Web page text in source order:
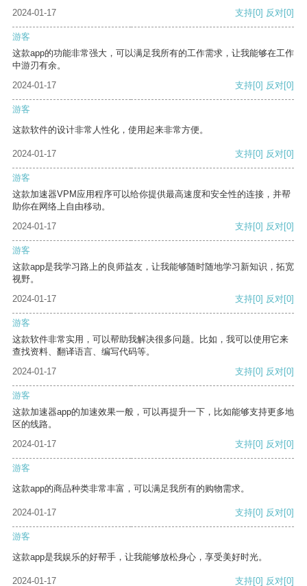
2024-01-17 支持[0] 反对[0]
游客
这款app的功能非常强大，可以满足我所有的工作需求，让我能够在工作
中游刃有余。
2024-01-17
支持[0] 反对[0]
游客
这款软件的设计非常人性化，使用起来非常方便。
2024-01-17 支持[0] 反对[0]
游客
这款加速器VPM应用程序可以给你提供最高速度和安全性的连接，并帮
助你在网络上自由移动。
2024-01-17
支持[0] 反对[0]
游客
这款app是我学习路上的良师益友，让我能够随时随地学习新知识，拓宽
视野。
2024-01-17
支持[0] 反对[0]
游客
这款软件非常实用，可以帮助我解决很多问题。比如，我可以使用它来
查找资料、翻译语言、编写代码等。
2024-01-17
支持[0] 反对[0]
游客
这款加速器app的加速效果一般，可以再提升一下，比如能够支持更多地
区的线路。
2024-01-17
支持[0] 反对[0]
游客
这款app的商品种类非常丰富，可以满足我所有的购物需求。
2024-01-17 支持[0] 反对[0]
游客
这款app是我娱乐的好帮手，让我能够放松身心，享受美好时光。
2024-01-17 支持[0] 反对[0]